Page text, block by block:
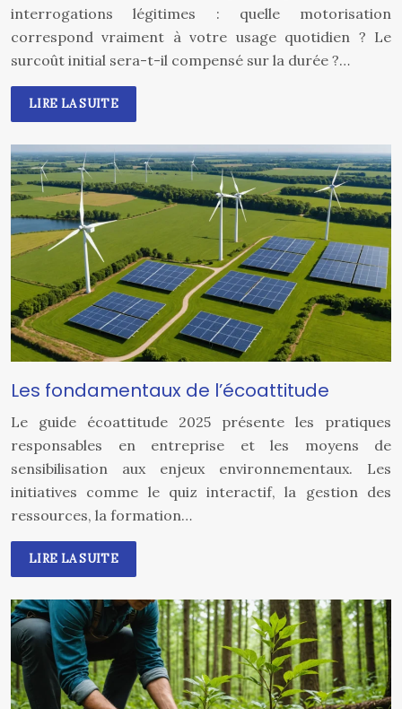
interrogations légitimes : quelle motorisation
correspond vraiment à votre usage quotidien ? Le
surcoût initial sera-t-il compensé sur la durée ?…
LIRE LA SUITE
Les fondamentaux de l’écoattitude
Le guide écoattitude 2025 présente les pratiques
responsables en entreprise et les moyens de
sensibilisation aux enjeux environnementaux. Les
initiatives comme le quiz interactif, la gestion des
ressources, la formation…
LIRE LA SUITE